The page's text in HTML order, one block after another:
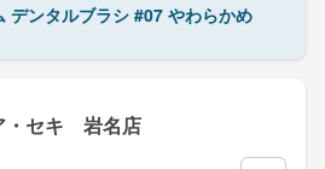
デンタルブラシ #07 やわらかめ
・セキ 岩名店